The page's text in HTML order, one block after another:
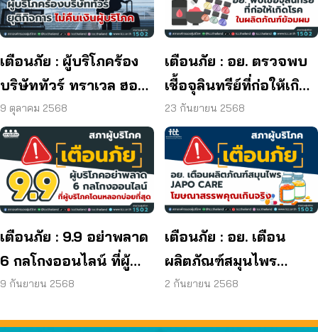
เตือนภัย : ผู้บริโภคร้อง
บริษัททัวร์ ทราเวล ฮอลิ
เดย์ ยุติกิจการ ไม่คืนเงิน
ผู้บริโภค
9 ตุลาคม 2568
เตือนภัย : อย. ตรวจพบ
เชื้อจุลินทรีย์ที่ก่อให้เกิด
โรค และพบแบคทีเรีย
ยีสต์ และรา เกิน
มาตรฐานกำหนด ใน
ผลิตภัณฑ์ย้อมผม
23 กันยายน 2568
เตือนภัย : 9.9 อย่าพลาด
6 กลโกงออนไลน์ ที่ผู้
บริโภคโดนหลอกบ่อย
9 กันยายน 2568
เตือนภัย : อย. เตือน
ผลิตภัณฑ์สมุนไพร
JAPO CARE โฆษณา
2 กันยายน 2568